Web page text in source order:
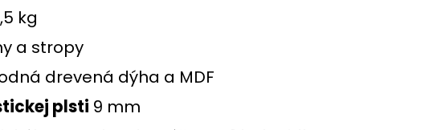
kg
a stropy
drevená dýha a MDF
plsti 9 mm